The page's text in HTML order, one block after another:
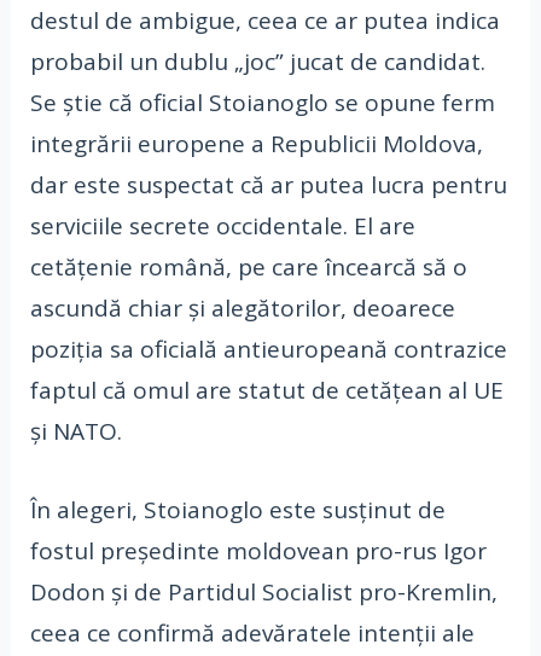
destul de ambigue, ceea ce ar putea indica
probabil un dublu „joc” jucat de candidat.
Se știe că oficial Stoianoglo se opune ferm
integrării europene a Republicii Moldova,
dar este suspectat că ar putea lucra pentru
serviciile secrete occidentale. El are
cetățenie română, pe care încearcă să o
ascundă chiar și alegătorilor, deoarece
poziția sa oficială antieuropeană contrazice
faptul că omul are statut de cetățean al UE
și NATO.
În alegeri, Stoianoglo este susținut de
fostul președinte moldovean pro-rus Igor
Dodon și de Partidul Socialist pro-Kremlin,
ceea ce confirmă adevăratele intenții ale